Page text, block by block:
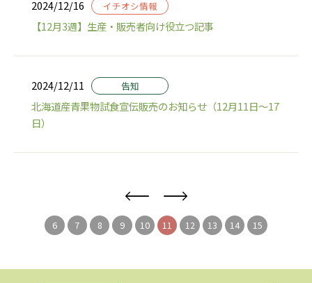
2024/12/16 イチオシ情報
【12月3週】生産・販売者向け役立つ記事
2024/12/11 告知
北海道産青果物試食宣伝販売のお知らせ（12月11日～17
日）
6 7 8 9 10 11 12 13 14 15